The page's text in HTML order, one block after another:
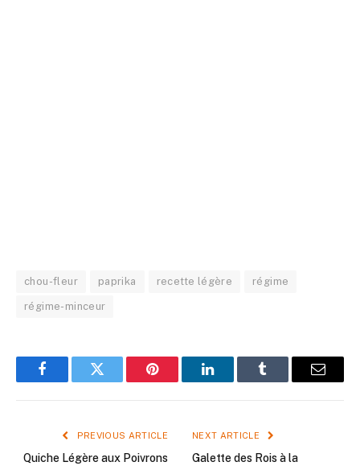
chou-fleur paprika recette légère régime
régime-minceur
FacebookTwitter Pinterest LinkedInTumblr Email
PREVIOUS ARTICLE
Quiche Légère aux Poivrons
NEXT ARTICLE
Galette des Rois à la